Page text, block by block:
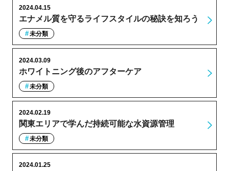
エナメル質を守るライフスタイルの秘訣を知ろう
2024.04.15
未分類
ホワイトニング後のアフターケア
2024.03.09
未分類
関東エリアで学んだ持続可能な水資源管理
2024.02.19
未分類
2024.01.25